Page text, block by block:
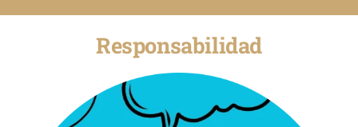
Responsabilidad